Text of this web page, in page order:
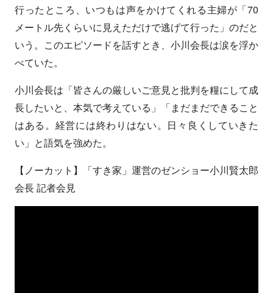
行ったところ、いつもは声をかけてくれる主婦が「70
メートル先くらいに見えただけで逃げて行った」のだと
いう。このエピソードを話すとき、小川会長は涙を浮か
べていた。
小川会長は「皆さんの厳しいご意見と批判を糧にして成
長したいと、本気で考えている」「まだまだできること
はある。経営には終わりはない。日々良くしていきた
い」と語気を強めた。
【ノーカット】「すき家」運営のゼンショー小川賢太郎
会長 記者会見